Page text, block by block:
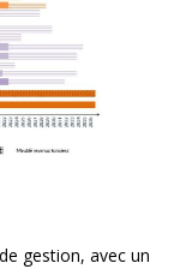
gestion, avec un